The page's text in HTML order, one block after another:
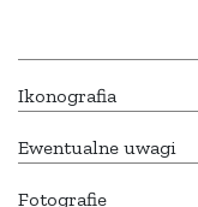
Ikonografia
Ewentualne uwagi
Fotografie